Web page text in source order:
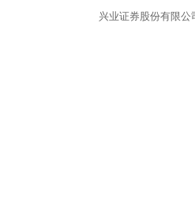
兴业证券股份有限